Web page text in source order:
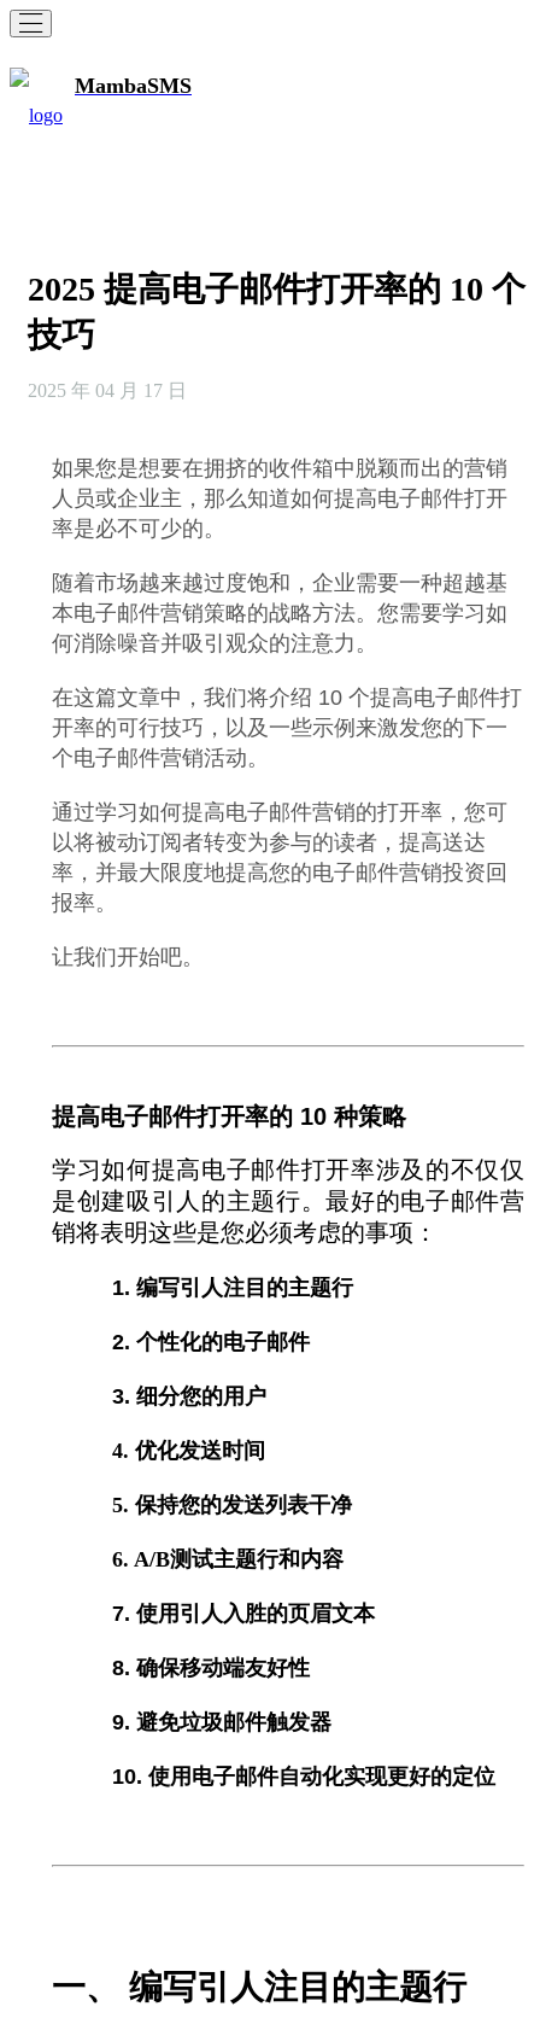
MambaSMS
2025 提高电子邮件打开率的 10 个
技巧
2025 年 04 月 17 日
如果您是想要在拥挤的收件箱中脱颖而出的营销
人员或企业主，那么知道如何提高电子邮件打开
率是必不可少的。
随着市场越来越过度饱和，企业需要一种超越基
本电子邮件营销策略的战略方法。您需要学习如
何消除噪音并吸引观众的注意力。
在这篇文章中，我们将介绍 10 个提高电子邮件打
开率的可行技巧，以及一些示例来激发您的下一
个电子邮件营销活动。
通过学习如何提高电子邮件营销的打开率，您可
以将被动订阅者转变为参与的读者，提高送达
率，并最大限度地提高您的电子邮件营销投资回
报率。
让我们开始吧。
提高电子邮件打开率的 10 种策略
学习如何提高电子邮件打开率涉及的不仅仅
是创建吸引人的主题行。最好的电子邮件营
销将表明这些是您必须考虑的事项：
1. 编写引人注目的主题行
2. 个性化的电子邮件
3. 细分您的用户
4. 优化发送时间
5. 保持您的发送列表干净
6. A/B测试主题行和内容
7. 使用引人入胜的页眉文本
8. 确保移动端友好性
9. 避免垃圾邮件触发器
10. 使用电子邮件自动化实现更好的定位
一、 编写引人注目的主题行